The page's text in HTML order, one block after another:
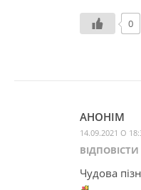
0
АНОНІМ
14.09.2021 О
ВІДПОВІCТИ
Чудова